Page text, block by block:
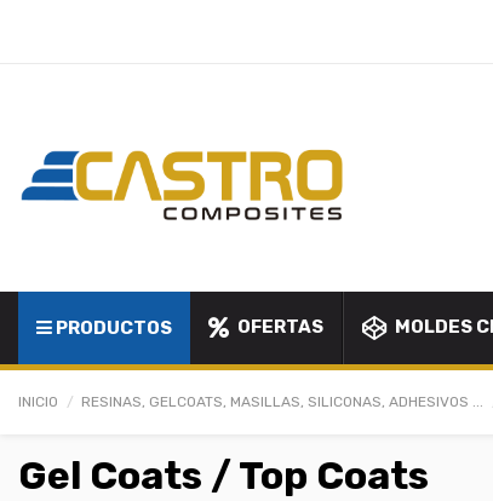
PRODUCTOS OFERTAS MOLDES
INICIO RESINAS, GELCOATS, MASILLAS, SILICONAS, ADHESIVOS ...
Gel Coats / Top Coats